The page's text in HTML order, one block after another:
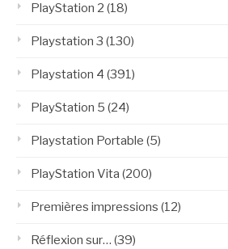
PlayStation 2 (18)
Playstation 3 (130)
Playstation 4 (391)
PlayStation 5 (24)
Playstation Portable (5)
PlayStation Vita (200)
Premières impressions (12)
Réflexion sur… (39)